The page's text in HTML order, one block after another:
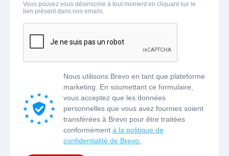
Vous pouvez vous désinscrire à tout moment en cliquant sur le
lien présent dans nos emails.
Nous utilisons Brevo en tant que plateforme
marketing. En soumettant ce formulaire,
vous acceptez que les données
personnelles que vous avez fournies soient
transférées à Brevo pour être traitées
conformément à la politique de
confidentialité de Brevo.